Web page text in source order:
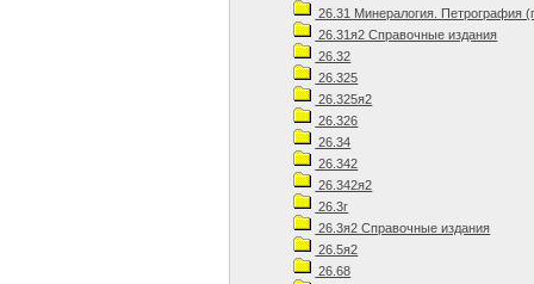
26.31 Минералогия. Петрография
26.31я2 Справочные издания
26.32
26.325
26.325я2
26.326
26.34
26.342
26.342я2
26.3г
26.3я2 Справочные издания
26.5я2
26.68